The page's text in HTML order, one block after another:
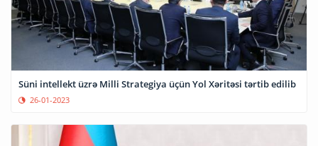
Süni intellekt üzrə Milli Strategiya üçün Yol Xəritəsi tərtib edilib
26-01-2023